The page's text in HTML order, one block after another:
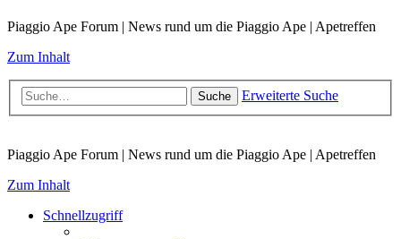
Piaggio Ape Forum | News rund um die Piaggio Ape | Apetreffen
Zum Inhalt
Suche Erweiterte Suche
Piaggio Ape Forum | News rund um die Piaggio Ape | Apetreffen
Zum Inhalt
Schnellzugriff